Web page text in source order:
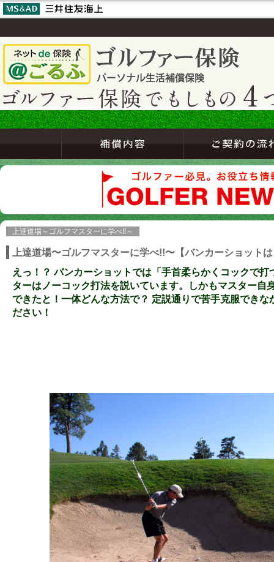
上達道場～ゴルフマスターに学べ!!～
上達道場〜ゴルフマスターに学べ!!〜【バンカーショット
えっ！？ バンカーショットでは「手首柔らかくコックで
ターはノーコック打法を説いています。しかもマスター自
できたと！一体どんな方法で？ 定説通りで苦手克服でき
ださい！